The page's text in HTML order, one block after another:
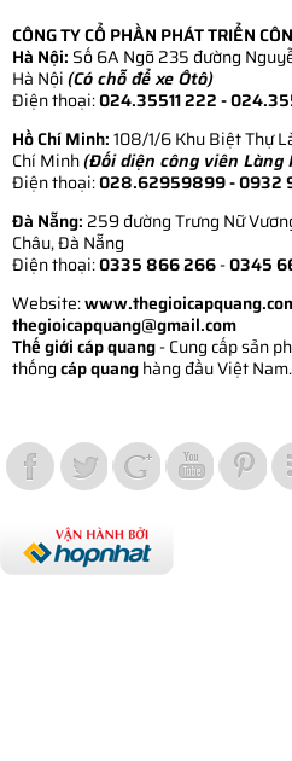
CÔNG TY CỔ PHẦN PHÁT TRIỂN
Hà Nội: Số 6A Ngõ 235 đường
Hà Nội(Có chỗ để xe Ôtô)
Điện thoại:024.35511 222 -
Hồ Chí Minh:108/1/6 Khu Biệt Thự
Chí Minh(Đối diện công viên Làng
Điện thoại:028.62959899- 0932
Đà Nẵng: 259 đường Trưng Nữ
Châu, Đà Nẵng
Điện thoại:0335 866 266-0345
Website:
thegioicapquang@gmail.com
Thế giới cáp quang- Cung cấp sản
thốngcáp quanghàng đầu Việt Nam.